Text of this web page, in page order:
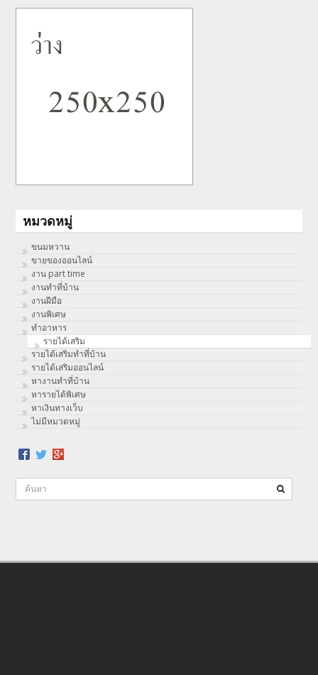
หมวดหมู่
ขนมหวาน
ขายของออนไลน์
งาน part time
งานทําที่บ้าน
งานฝีมือ
งานพิเศษ
ทําอาหาร
รายได้เสริม
รายได้เสริมทำที่บ้าน
รายได้เสริมออนไลน์
หางานทำที่บ้าน
หารายได้พิเศษ
หาเงินทางเว็บ
ไม่มีหมวดหมู่